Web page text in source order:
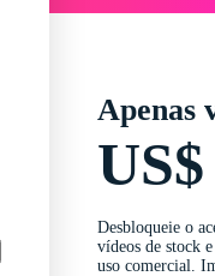
Apenas
Desbloqueie o
vídeos de stock
uso comercial.